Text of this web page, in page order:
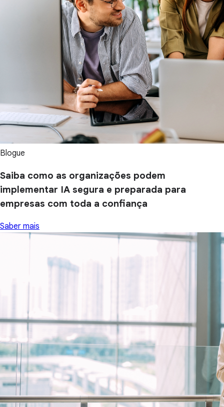
Blogue
Saiba como as organizações podem
implementar IA segura e preparada para
empresas com toda a confiança
Saber mais